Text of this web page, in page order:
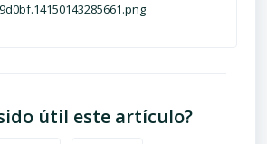
útil este artículo?